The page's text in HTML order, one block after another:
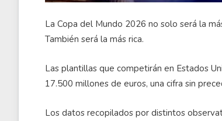
La Copa del Mundo 2026 no solo será la
También será la más rica.
Las plantillas que competirán en Estados
17.500 millones de euros, una cifra sin
Los datos recopilados por distintos